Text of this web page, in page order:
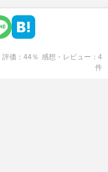
評価 44％ 感想・レビュー
4
件